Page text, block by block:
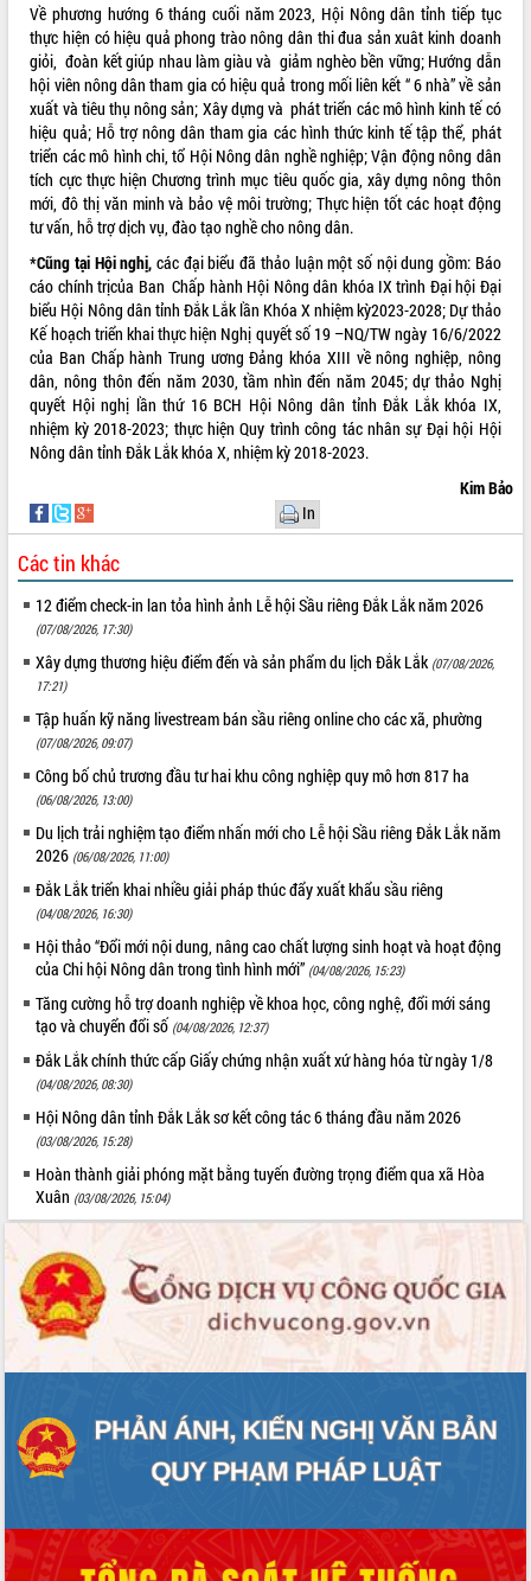
Về phương hướng 6 tháng cuối năm 2023, Hội Nông dân tỉnh tiếp tục
thực hiện có hiệu quả phong trào nông dân thi đua sản xuât kinh doanh
giỏi, đoàn kết giúp nhau làm giàu và giảm nghèo bền vững; Hướng dẫn
hội viên nông dân tham gia có hiệu quả trong mối liên kết “ 6 nhà” về sản
xuất và tiêu thụ nông sản; Xây dựng và phát triển các mô hình kinh tế có
hiệu quả; Hỗ trợ nông dân tham gia các hình thức kinh tế tập thể, phát
triển các mô hình chi, tổ Hội Nông dân nghề nghiệp; Vận động nông dân
tích cực thực hiện Chương trình mục tiêu quốc gia, xây dựng nông thôn
mới, đô thị văn minh và bảo vệ môi trường; Thực hiện tốt các hoạt động
tư vấn, hỗ trợ dịch vụ, đào tạo nghề cho nông dân.
*Cũng tại Hội nghị, các đại biểu đã thảo luận một số nội dung gồm: Báo
cáo chính trịcủa Ban Chấp hành Hội Nông dân khóa IX trình Đại hội Đại
biểu Hội Nông dân tỉnh Đắk Lắk lần Khóa X nhiệm kỳ2023-2028; Dự thảo
Kế hoạch triển khai thực hiện Nghị quyết số 19 –NQ/TW ngày 16/6/2022
của Ban Chấp hành Trung ương Đảng khóa XIII về nông nghiệp, nông
dân, nông thôn đến năm 2030, tầm nhìn đến năm 2045; dự thảo Nghị
quyết Hội nghị lần thứ 16 BCH Hội Nông dân tỉnh Đắk Lắk khóa IX,
nhiệm kỳ 2018-2023; thực hiện Quy trình công tác nhân sự Đại hội Hội
Nông dân tỉnh Đắk Lắk khóa X, nhiệm kỳ 2018-2023.
Kim Bảo
In
Các tin khác
12 điểm check-in lan tỏa hình ảnh Lễ hội Sầu riêng Đắk Lắk năm 2026
(07/08/2026, 17:30)
Xây dựng thương hiệu điểm đến và sản phẩm du lịch Đắk Lắk (07/08/2026,
17:21)
Tập huấn kỹ năng livestream bán sầu riêng online cho các xã, phường
(07/08/2026, 09:07)
Công bố chủ trương đầu tư hai khu công nghiệp quy mô hơn 817 ha
(06/08/2026, 13:00)
Du lịch trải nghiệm tạo điểm nhấn mới cho Lễ hội Sầu riêng Đắk Lắk năm
2026 (06/08/2026, 11:00)
Đắk Lắk triển khai nhiều giải pháp thúc đẩy xuất khẩu sầu riêng
(04/08/2026, 16:30)
Hội thảo “Đổi mới nội dung, nâng cao chất lượng sinh hoạt và hoạt động
của Chi hội Nông dân trong tình hình mới” (04/08/2026, 15:23)
Tăng cường hỗ trợ doanh nghiệp về khoa học, công nghệ, đổi mới sáng
tạo và chuyển đổi số (04/08/2026, 12:37)
Đắk Lắk chính thức cấp Giấy chứng nhận xuất xứ hàng hóa từ ngày 1/8
(04/08/2026, 08:30)
Hội Nông dân tỉnh Đắk Lắk sơ kết công tác 6 tháng đầu năm 2026
(03/08/2026, 15:28)
Hoàn thành giải phóng mặt bằng tuyến đường trọng điểm qua xã Hòa
Xuân (03/08/2026, 15:04)